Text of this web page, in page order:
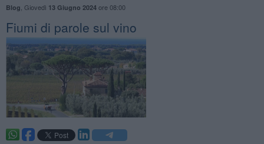
Blog Giovedì 13 Giugno 2024ore 08:00
Fiumi di parole sul vino